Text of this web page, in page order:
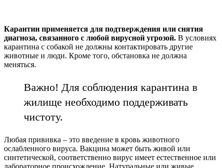
Карантин применяется для подтверждения или снятия
диагноза, связанного с любой вирусной угрозой. В условиях
карантина с собакой не должны контактировать другие
животные и люди. Кроме того, обстановка не должна
меняться.
Важно! Для соблюдения карантина в
жилище необходимо поддерживать
чистоту.
Любая прививка – это введение в кровь животного
ослабленного вируса. Вакцина может быть живой или
синтетической, соответственно вирус имеет естественное или
лабораторное происхождение. Натуральные или живые